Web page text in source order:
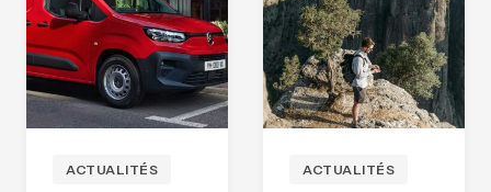
ACTUALITÉS ACTUALITÉS